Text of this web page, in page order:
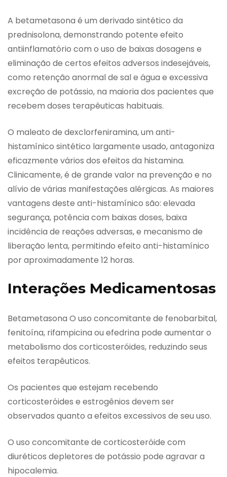
A betametasona é um derivado sintético da
prednisolona, demonstrando potente efeito
antiinflamatório com o uso de baixas dosagens e
eliminação de certos efeitos adversos indesejáveis,
como retenção anormal de sal e água e excessiva
excreção de potássio, na maioria dos pacientes que
recebem doses terapêuticas habituais.
O maleato de dexclorfeniramina, um anti-
histamínico sintético largamente usado, antagoniza
eficazmente vários dos efeitos da histamina.
Clinicamente, é de grande valor na prevenção e no
alívio de várias manifestações alérgicas. As maiores
vantagens deste anti-histamínico são: elevada
segurança, potência com baixas doses, baixa
incidência de reações adversas, e mecanismo de
liberação lenta, permitindo efeito anti-histamínico
por aproximadamente 12 horas.
Interações Medicamentosas
Betametasona O uso concomitante de fenobarbital,
fenitoína, rifampicina ou efedrina pode aumentar o
metabolismo dos corticosteróides, reduzindo seus
efeitos terapêuticos.
Os pacientes que estejam recebendo
corticosteróides e estrogênios devem ser
observados quanto a efeitos excessivos de seu uso.
O uso concomitante de corticosteróide com
diuréticos depletores de potássio pode agravar a
hipocalemia.